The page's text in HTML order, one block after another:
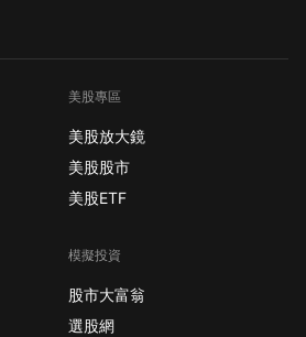
美股專區
美股放大鏡
美股股市
美股ETF
模擬投資
股市大富翁
選股網